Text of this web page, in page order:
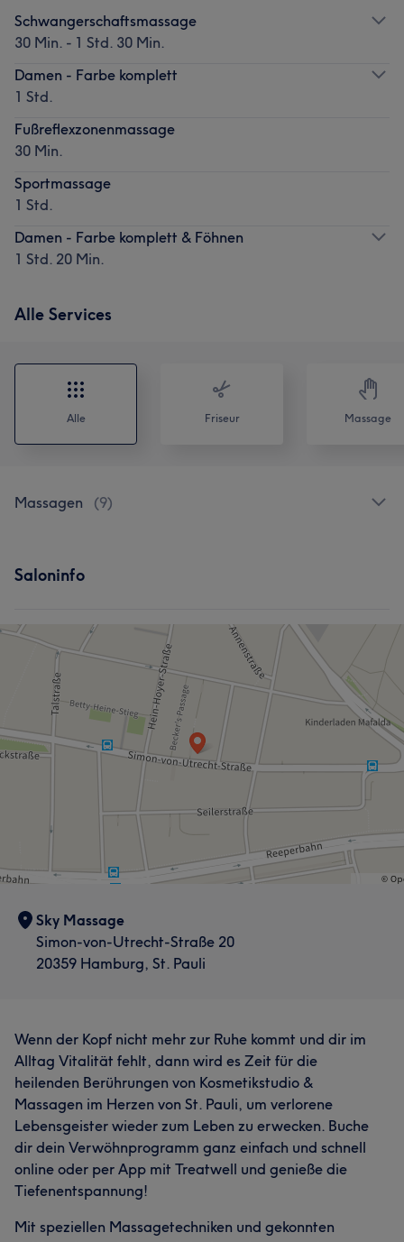
Schwangerschaftsmassage
30 Min. - 1 Std. 30 Min.
Damen - Farbe komplett
1 Std.
Fußreflexzonenmassage
30 Min.
Sportmassage
1 Std.
Damen - Farbe komplett & Föhnen
1 Std. 20 Min.
Alle Services
Alle Friseur Massage
Massagen (9)
Saloninfo
Sky Massage
Simon-von-Utrecht-Straße 20
20359 Hamburg, St. Pauli
Wenn der Kopf nicht mehr zur Ruhe kommt und dir im
Alltag Vitalität fehlt, dann wird es Zeit für die
heilenden Berührungen von Kosmetikstudio &
Massagen im Herzen von St. Pauli, um verlorene
Lebensgeister wieder zum Leben zu erwecken. Buche
dir dein Verwöhnprogramm ganz einfach und schnell
online oder per App mit Treatwell und genieße die
Tiefenentspannung!
Mit speziellen Massagetechniken und gekonnten